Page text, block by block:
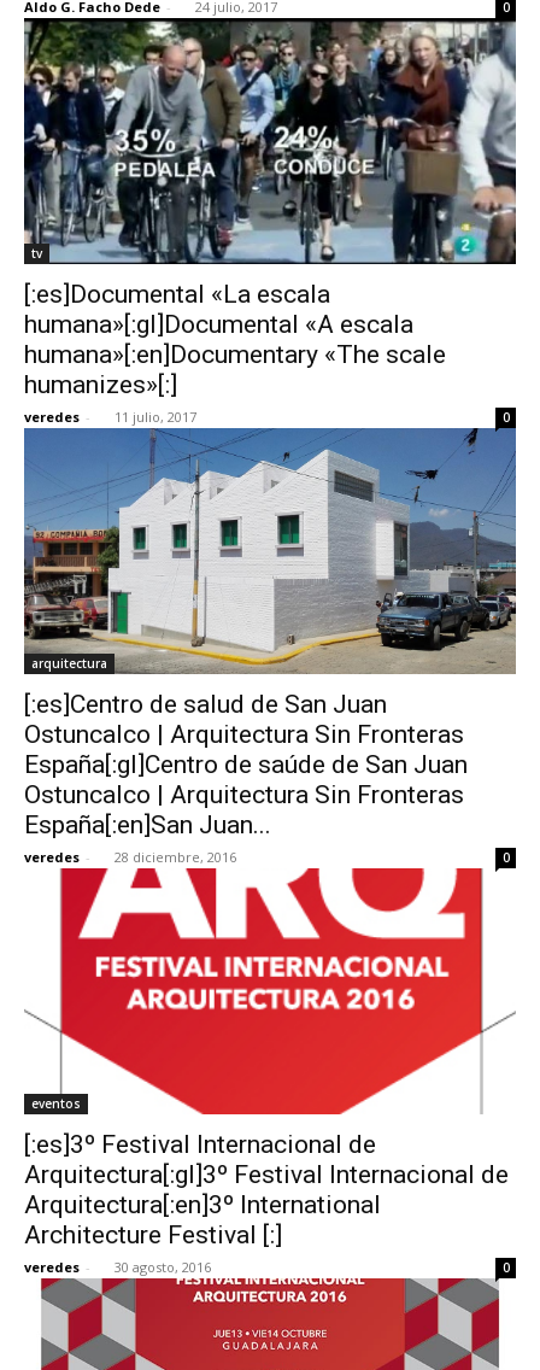
Aldo G. Facho Dede - 24 julio, 2017 0
tv
[:es]Documental «La escala
humana»[:gl]Documental «A escala
humana»[:en]Documentary «The scale
humanizes»[:]
veredes - 11 julio, 2017 0
arquitectura
[:es]Centro de salud de San Juan
Ostuncalco | Arquitectura Sin Fronteras
España[:gl]Centro de saúde de San Juan
Ostuncalco | Arquitectura Sin Fronteras
España[:en]San Juan...
veredes - 28 diciembre, 2016 0
eventos
[:es]3º Festival Internacional de
Arquitectura[:gl]3º Festival Internacional de
Arquitectura[:en]3º International
Architecture Festival [:]
veredes - 30 agosto, 2016 0